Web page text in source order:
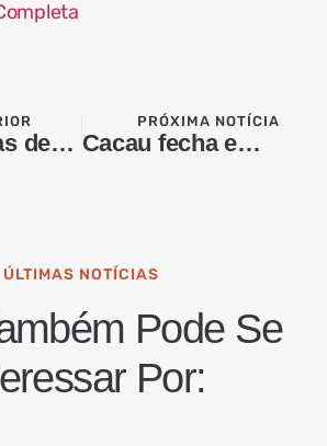
Astronautas deixam temporariamente a ISS durante reparo de vazamentos
PRÓXIMA NOTÍCIA
Cacau fecha em queda de mais de 5% na bolsa de Nova York
ÚLTIMAS NOTÍCIAS
Pode Se
Por: